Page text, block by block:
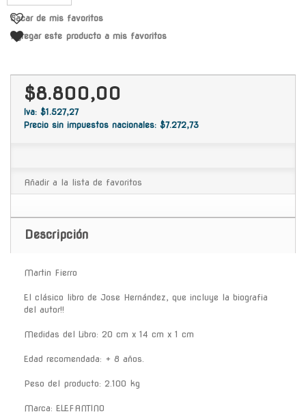
Sacar de mis favoritos
Agregar este producto a mis favoritos
$8.800,00
Iva: $1.527,27
Precio sin impuestos nacionales: $7.272,73
Añadir a la lista de favoritos
Descripción
Martin Fierro
El clásico libro de Jose Hernández, que incluye la biografia
del autor!!
Medidas del Libro: 20 cm x 14 cm x 1 cm
Edad recomendada: + 8 años.
Peso del producto: 2.100 kg
Marca: ELEFANTINO